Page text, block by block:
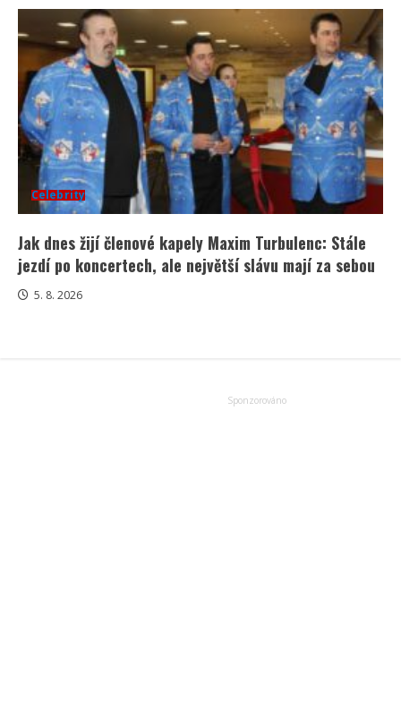
Celebrity
Jak dnes žijí členové kapely Maxim Turbulenc: Stále
jezdí po koncertech, ale největší slávu mají za sebou
5. 8. 2026